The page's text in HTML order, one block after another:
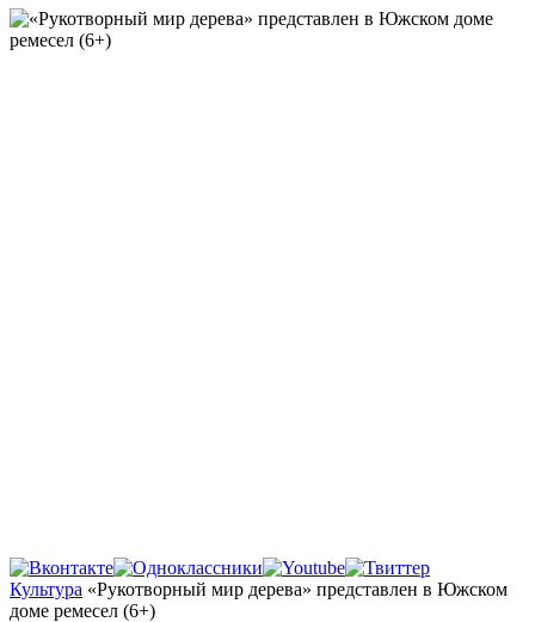
Главная
Культура «Рукотворный мир дерева» представлен в Южском
доме ремесел (6+)